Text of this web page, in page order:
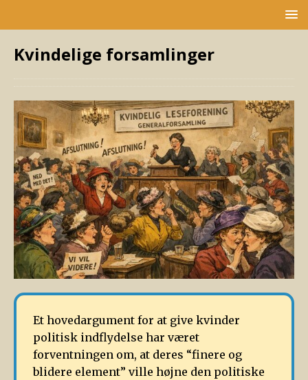
Kvindelige forsamlinger
Et hovedargument for at give kvinder
politisk indflydelse har været
forventningen om, at deres “finere og
blidere element” ville højne den politiske